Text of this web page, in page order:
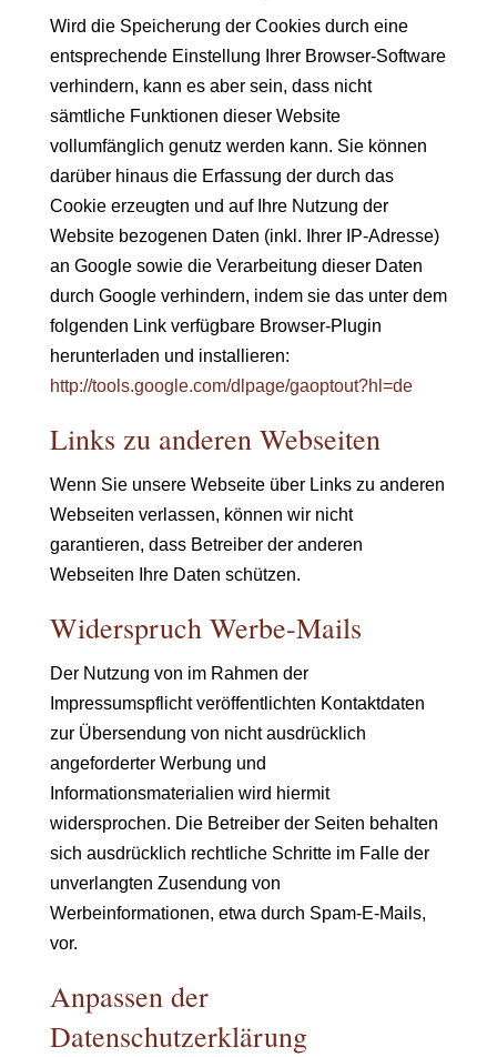
Wird die Speicherung der Cookies durch eine
entsprechende Einstellung Ihrer Browser-Software
verhindern, kann es aber sein, dass nicht
sämtliche Funktionen dieser Website
vollumfänglich genutz werden kann. Sie können
darüber hinaus die Erfassung der durch das
Cookie erzeugten und auf Ihre Nutzung der
Website bezogenen Daten (inkl. Ihrer IP-Adresse)
an Google sowie die Verarbeitung dieser Daten
durch Google verhindern, indem sie das unter dem
folgenden Link verfügbare Browser-Plugin
herunterladen und installieren:
http://tools.google.com/dlpage/gaoptout?hl=de
Links zu anderen Webseiten
Wenn Sie unsere Webseite über Links zu anderen
Webseiten verlassen, können wir nicht
garantieren, dass Betreiber der anderen
Webseiten Ihre Daten schützen.
Widerspruch Werbe-Mails
Der Nutzung von im Rahmen der
Impressumspflicht veröffentlichten Kontaktdaten
zur Übersendung von nicht ausdrücklich
angeforderter Werbung und
Informationsmaterialien wird hiermit
widersprochen. Die Betreiber der Seiten behalten
sich ausdrücklich rechtliche Schritte im Falle der
unverlangten Zusendung von
Werbeinformationen, etwa durch Spam-E-Mails,
vor.
Anpassen der
Datenschutzerklärung